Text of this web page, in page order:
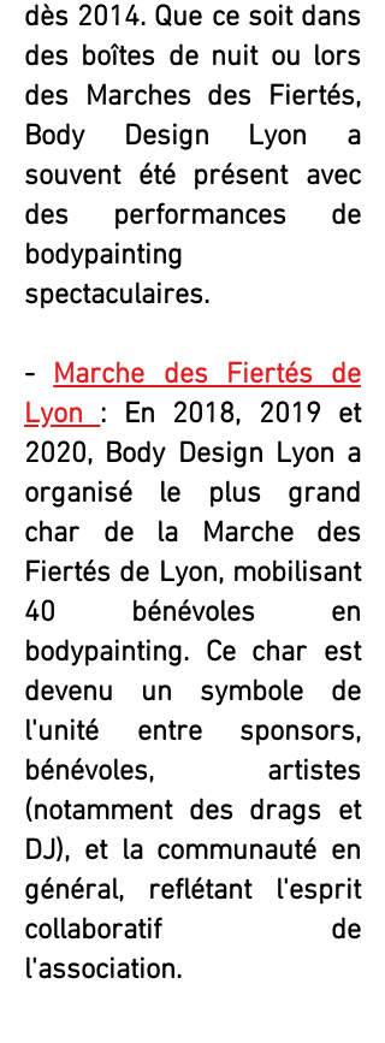
dès 2014. Que ce soit dans
des boîtes de nuit ou lors
des Marches des Fiertés,
Body Design Lyon a
souvent été présent avec
des performances de
bodypainting
spectaculaires.
- Marche des Fiertés de
Lyon : En 2018, 2019 et
2020, Body Design Lyon a
organisé le plus grand
char de la Marche des
Fiertés de Lyon, mobilisant
40 bénévoles en
bodypainting. Ce char est
devenu un symbole de
l'unité entre sponsors,
bénévoles, artistes
(notamment des drags et
DJ), et la communauté en
général, reflétant l'esprit
collaboratif de
l'association.